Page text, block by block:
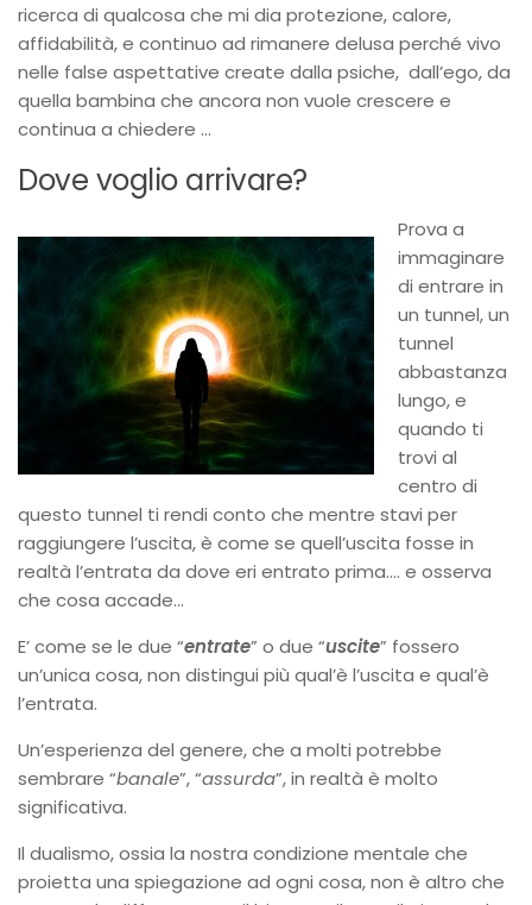
ricerca di qualcosa che mi dia protezione, calore,
affidabilità, e continuo ad rimanere delusa perché vivo
nelle false aspettative create dalla psiche, dall’ego, da
quella bambina che ancora non vuole crescere e
continua a chiedere …
Dove voglio arrivare?
Prova a
immaginare
di entrare in
un tunnel, un
tunnel
abbastanza
lungo, e
quando ti
trovi al
centro di
questo tunnel ti rendi conto che mentre stavi per
raggiungere l’uscita, è come se quell’uscita fosse in
realtà l’entrata da dove eri entrato prima…. e osserva
che cosa accade…
E’ come se le due “entrate” o due “uscite” fossero
un’unica cosa, non distingui più qual’è l’uscita e qual’è
l’entrata.
Un’esperienza del genere, che a molti potrebbe
sembrare “banale”, “assurda”, in realtà è molto
significativa.
Il dualismo, ossia la nostra condizione mentale che
proietta una spiegazione ad ogni cosa, non è altro che